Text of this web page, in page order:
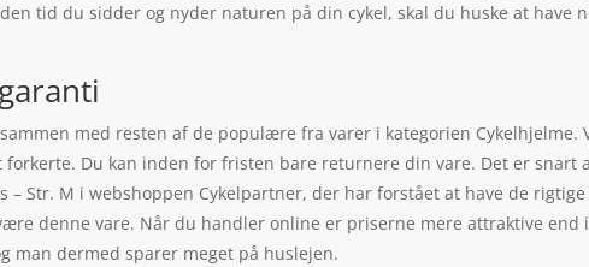
tid du sidder og nyder naturen på din cykel, skal du huske at have
med resten af de populære fra varer i kategorien Cykelhjelme.
Du kan inden for fristen bare returnere din vare. Det er snart
Str. M i webshoppen Cykelpartner, der har forstået at have de
denne vare. Når du handler online er priserne mere attraktive end
man dermed sparer meget på huslejen.